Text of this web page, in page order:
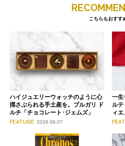
こちらもおすす
ハイジュエリーウォッチのように心
揺さぶられる手土産を。ブルガリ ド
ルチ「チョコレート･ジェムズ」
FEATURE 2026.08.07
一生
ルテ
ィ